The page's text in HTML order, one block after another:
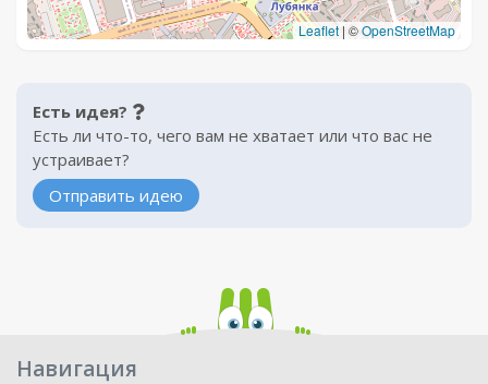
Leaflet | ©OpenStreetMap
Есть идея?
Есть ли что-то, чего вам не хватает или что вас не
устраивает?
Отправить идею
Навигация